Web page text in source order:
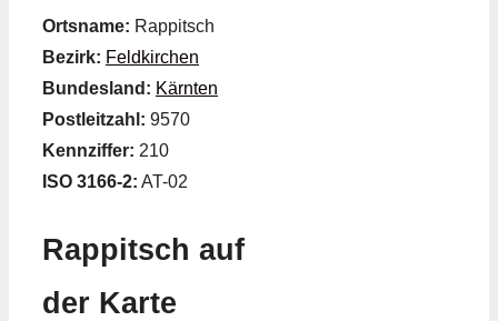
Ortsname: Rappitsch
Bezirk: Feldkirchen
Bundesland: Kärnten
Postleitzahl: 9570
Kennziffer: 210
ISO 3166-2: AT-02
Rappitsch auf
der Karte